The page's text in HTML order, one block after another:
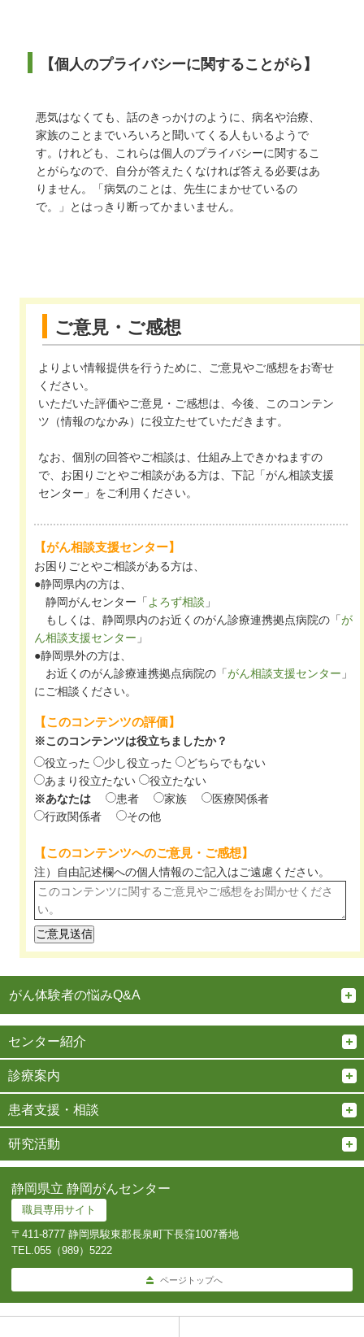
【個人のプライバシーに関することがら】
悪気はなくても、話のきっかけのように、病名や治療、
家族のことまでいろいろと聞いてくる人もいるようで
す。けれども、これらは個人のプライバシーに関するこ
とがらなので、自分が答えたくなければ答える必要はあ
りません。「病気のことは、先生にまかせているの
で。」とはっきり断ってかまいません。
ご意見・ご感想
よりよい情報提供を行うために、ご意見やご感想をお寄せ
ください。
いただいた評価やご意見・ご感想は、今後、このコンテン
ツ（情報のなかみ）に役立たせていただきます。
なお、個別の回答やご相談は、仕組み上できかねますの
で、お困りごとやご相談がある方は、下記「がん相談支援
センター」をご利用ください。
【がん相談支援センター】
お困りごとやご相談がある方は、
●静岡県内の方は、
静岡がんセンター「 よろず相談 」
もしくは、静岡県内のお近くのがん診療連携拠点病院の「が
ん相談支援センター 」
●静岡県外の方は、
お近くのがん診療連携拠点病院の「がん相談支援センター 」
にご相談ください。
【このコンテンツの評価】
※このコンテンツは役立ちましたか？
役立った
少し役立った
どちらでもない
あまり役立たない
役立たない
※あなたは
患者 家族
医療関係者
行政関係者
その他
【このコンテンツへのご意見・ご感想】
注）自由記述欄への個人情報のご記入はご遠慮ください。
がん体験者の悩みQ&A
センター紹介
診療案内
患者支援・相談
研究活動
静岡県立 静岡がんセンター
職員専用サイト
〒411-8777 静岡県駿東郡長泉町下長窪1007番地
TEL.055（989）5222
ページトップへ